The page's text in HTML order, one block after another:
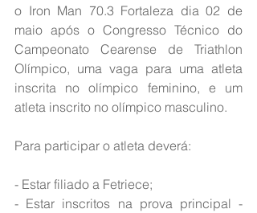
o Iron Man 70.3 Fortaleza dia 02 de
maio após o Congresso Técnico do
Campeonato Cearense de Triathlon
Olímpico, uma vaga para uma atleta
inscrita no olímpico feminino, e um
atleta inscrito no olímpico masculino.
Para participar o atleta deverá:
- Estar filiado a Fetriece;
- Estar inscritos na prova principal -